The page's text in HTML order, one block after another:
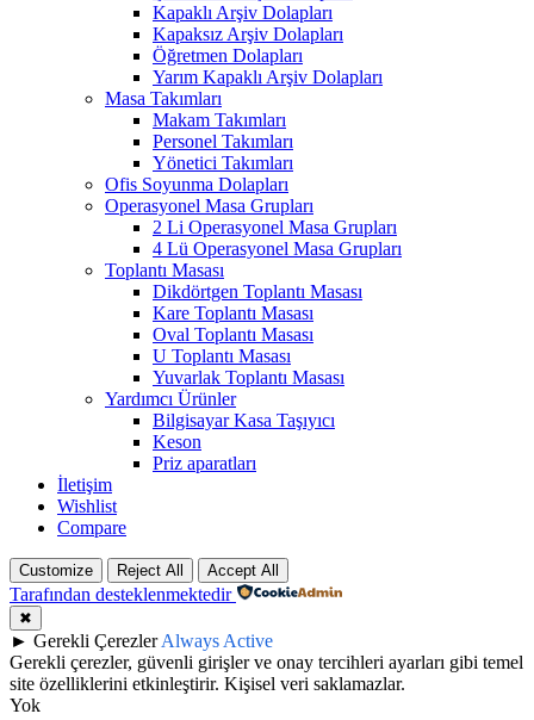
Kapaklı Arşiv Dolapları
Kapaksız Arşiv Dolapları
Öğretmen Dolapları
Yarım Kapaklı Arşiv Dolapları
Masa Takımları
Makam Takımları
Personel Takımları
Yönetici Takımları
Ofis Soyunma Dolapları
Operasyonel Masa Grupları
2 Li Operasyonel Masa Grupları
4 Lü Operasyonel Masa Grupları
Toplantı Masası
Dikdörtgen Toplantı Masası
Kare Toplantı Masası
Oval Toplantı Masası
U Toplantı Masası
Yuvarlak Toplantı Masası
Yardımcı Ürünler
Bilgisayar Kasa Taşıyıcı
Keson
Priz aparatları
İletişim
Wishlist
Compare
Customize Reject All Accept All
Tarafından desteklenmektedir
✖
► Gerekli Çerezler Always Active
Gerekli çerezler, güvenli girişler ve onay tercihleri ayarları gibi temel
site özelliklerini etkinleştirir. Kişisel veri saklamazlar.
Yok